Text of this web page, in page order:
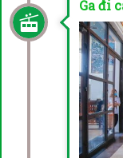
Ga đi